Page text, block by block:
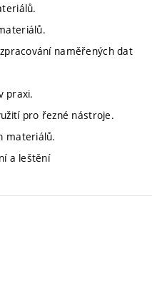
naměřených dat
praxi.
pro řezné nástroje.
materiálů.
a leštění